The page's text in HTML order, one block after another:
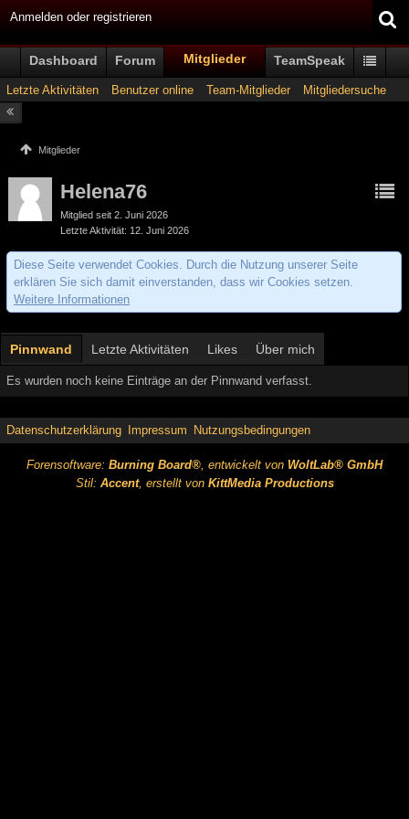
Anmelden oder registrieren
Dashboard Forum Mitglieder TeamSpeak
Letzte Aktivitäten Benutzer online Team-Mitglieder Mitgliedersuche
Mitglieder
Helena76
Mitglied seit 2. Juni 2026
Letzte Aktivität 12. Juni 2026
Diese Seite verwendet Cookies. Durch die Nutzung unserer Seite
erklären Sie sich damit einverstanden, dass wir Cookies setzen.
Weitere Informationen
Pinnwand Letzte Aktivitäten Likes Über mich
Es wurden noch keine Einträge an der Pinnwand verfasst.
Datenschutzerklärung Impressum Nutzungsbedingungen
Forensoftware: Burning Board®, entwickelt von WoltLab® GmbH
Stil: Accent, erstellt von KittMedia Productions